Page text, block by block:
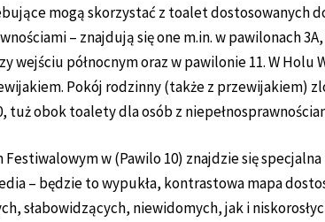
mogą skorzystać z toalet dostosowanych
– znajdują się one m.in. w pawilonach
wejściu północnym oraz w pawilonie 11. W
Pokój rodzinny (także z przewijakiem)
tuż obok toalety dla osób z
Festiwalowym w (Pawilo 10) znajdzie się
– będzie to wypukła, kontrastowa mapa
słabowidzących, niewidomych, jak i